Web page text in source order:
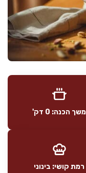
משך הכנה: 0 דק'
רמת קושי: בינוני